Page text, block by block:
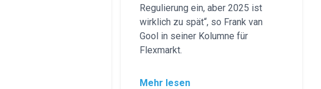
Regulierung ein, aber 2025 ist
wirklich zu spät“, so Frank van
Gool in seiner Kolumne für
Flexmarkt.
Mehr lesen